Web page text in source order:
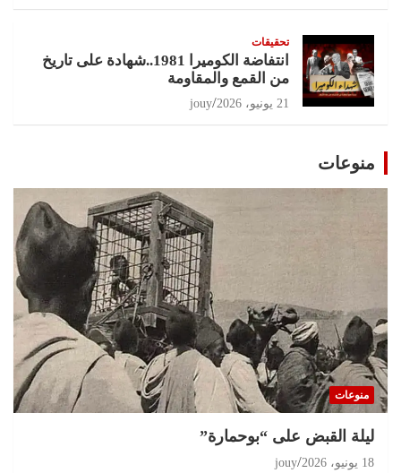
تحقيقات
انتفاضة الكوميرا 1981..شهادة على تاريخ
من القمع والمقاومة
21 يونيو، 2026 jouy
منوعات
منوعات
ليلة القبض على “بوحمارة”
18 يونيو، 2026 jouy